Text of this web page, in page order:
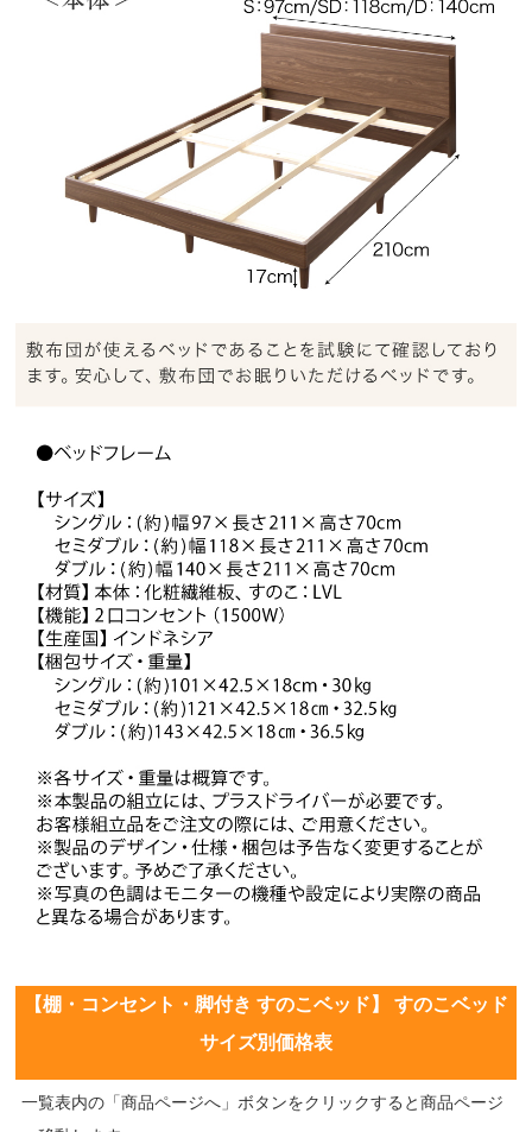
【棚・コンセント・脚付き すのこベッド】 すのこベッド
サイズ別価格表
一覧表内の「商品ページへ」ボタンをクリックすると商品ページ